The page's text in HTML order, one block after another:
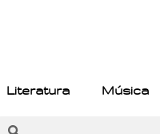
Literatura Música